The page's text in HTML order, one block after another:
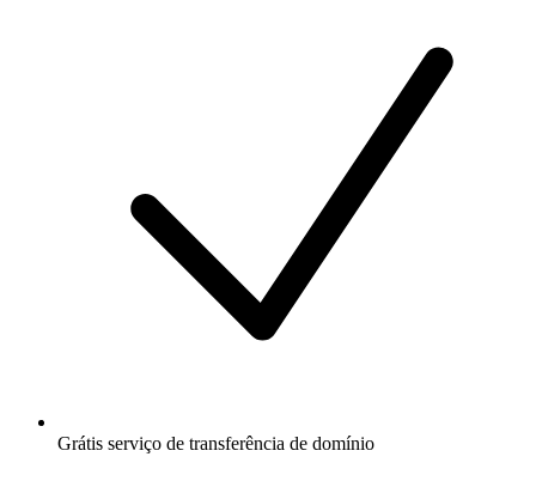
Grátis serviço de transferência de domínio